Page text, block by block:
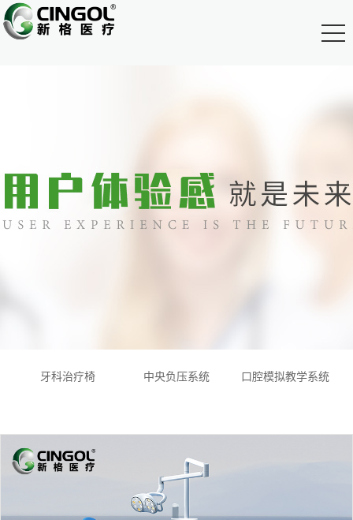
牙科治疗椅 中央负压系统 口腔模拟教学系统